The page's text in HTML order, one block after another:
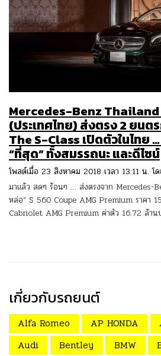
Mercedes-Benz Thailand
(ประเทศไทย) ส่งตรง 2 ยนต
The S-Class เปิดตัวในไทย
“ที่สุด” ทั้งสมรรถนะ และดีไซน์
โพสต์เมื่อ 23 สิงหาคม 2018 เวลา 13:11 น. โ
มาแล้ว สดๆ ร้อนๆ … ส่งตรงจาก Mercedes-
หล่อ” S 560 Coupe AMG Premium ราคา
Cabriolet AMG Premium ค่าตัว 16.72 ล้าน
เกี่ยวกับรถยนต์
Alfa Romeo AP HONDA
Audi
Bentley BMW